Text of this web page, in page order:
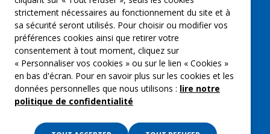
C’moi le chef
Actualités
Contactez nous
Mentions légales
Gestion des cookies
strictement nécessaires au fonctionnement du site et à
sa sécurité seront utilisés. Pour choisir ou modifier vos
préférences cookies ainsi que retirer votre
consentement à tout moment, cliquez sur
« Personnaliser vos cookies » ou sur le lien « Cookies »
en bas d'écran. Pour en savoir plus sur les cookies et les
données personnelles que nous utilisons : lire notre
politique de confidentialité